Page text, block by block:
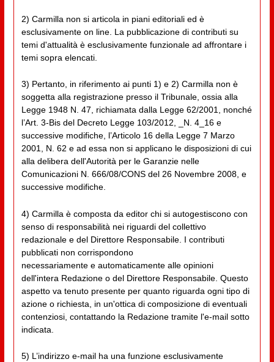
2) Carmilla non si articola in piani editoriali ed è
esclusivamente on line. La pubblicazione di contributi su
temi d'attualità è esclusivamente funzionale ad affrontare i
temi sopra elencati.
3) Pertanto, in riferimento ai punti 1) e 2) Carmilla non è
soggetta alla registrazione presso il Tribunale, ossia alla
Legge 1948 N. 47, richiamata dalla Legge 62/2001, nonché
l’Art. 3-Bis del Decreto Legge 103/2012, _N. 4_16 e
successive modifiche, l’Articolo 16 della Legge 7 Marzo
2001, N. 62 e ad essa non si applicano le disposizioni di cui
alla delibera dell'Autorità per le Garanzie nelle
Comunicazioni N. 666/08/CONS del 26 Novembre 2008, e
successive modifiche.
4) Carmilla è composta da editor chi si autogestiscono con
senso di responsabilità nei riguardi del collettivo
redazionale e del Direttore Responsabile. I contributi
pubblicati non corrispondono
necessariamente e automaticamente alle opinioni
dell'intera Redazione o del Direttore Responsabile. Questo
aspetto va tenuto presente per quanto riguarda ogni tipo di
azione o richiesta, in un'ottica di composizione di eventuali
contenziosi, contattando la Redazione tramite l'e-mail sotto
indicata.
5) L’indirizzo e-mail ha una funzione esclusivamente